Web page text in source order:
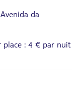
da
place : 4 € par nuit